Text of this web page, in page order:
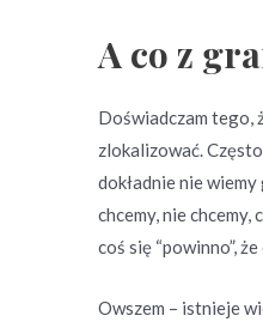
A co z
Doświadczam tego,
zlokalizować.
dokładnie nie
chcemy, nie
coś się “powinno”,
Owszem – istnieje